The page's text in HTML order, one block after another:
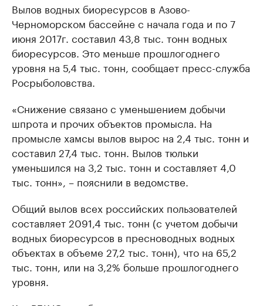
Вылов водных биоресурсов в Азово-
Черноморском бассейне с начала года и по 7
июня 2017г. составил 43,8 тыс. тонн водных
биоресурсов. Это меньше прошлогоднего
уровня на 5,4 тыс. тонн, сообщает пресс-служба
Росрыболовства.
«Снижение связано с уменьшением добычи
шпрота и прочих объектов промысла. На
промысле хамсы вылов вырос на 2,4 тыс. тонн и
составил 27,4 тыс. тонн. Вылов тюльки
уменьшился на 3,2 тыс. тонн и составляет 4,0
тыс. тонн», – пояснили в ведомстве.
Общий вылов всех российских пользователей
составляет 2091,4 тыс. тонн (с учетом добычи
водных биоресурсов в пресноводных водных
объектах в объеме 27,2 тыс. тонн), что на 65,2
тыс. тонн, или на 3,2% больше прошлогоднего
уровня.